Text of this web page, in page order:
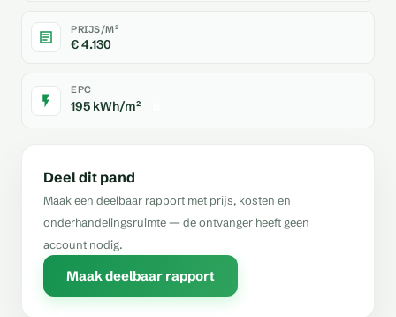
PRIJS/M²
€ 4.130
EPC
195 kWh/m²
Deel dit pand
Maak een deelbaar rapport met prijs, kosten en
onderhandelingsruimte — de ontvanger heeft geen
account nodig.
Maak deelbaar rapport